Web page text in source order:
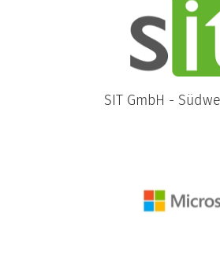
SIT GmbH -